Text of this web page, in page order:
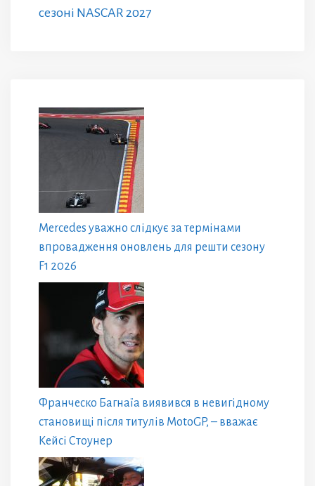
сезоні NASCAR 2027
Mercedes уважно слідкує за термінами
впровадження оновлень для решти сезону
F1 2026
Франческо Багнаїа виявився в невигідному
становищі після титулів MotoGP, – вважає
Кейсі Стоунер